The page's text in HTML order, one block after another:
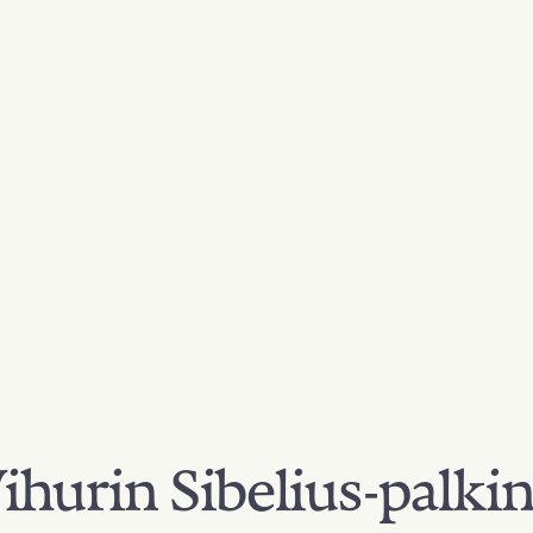
Sibelius-